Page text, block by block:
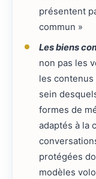
présentent
commun »
Les biens
non pas les
les contenus
sein
formes de
adaptés à la
protégées
modèles